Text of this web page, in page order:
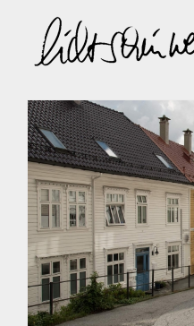
Inhalt
springen